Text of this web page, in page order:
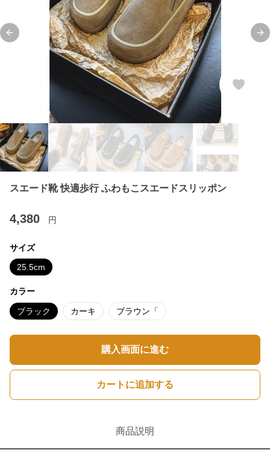
Previous slide
スエード靴 快適歩行 ふわもこスエードスリッポン
4,380 円
サイズ
25.5cm
カラー
ブラック カーキ ブラウン「
購入画面に進む
カートに追加する
商品説明